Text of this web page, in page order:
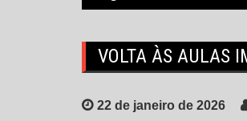
VOLTA ÀS AULAS
22 de janeiro de 2026